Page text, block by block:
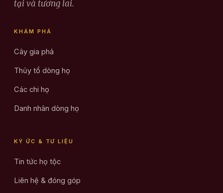
tại và tương lai.
KHÁM PHÁ
Cây gia phả
Thủy tổ dòng họ
Các chi họ
Danh nhân dòng họ
KÝ ỨC & TƯ LIỆU
Tin tức họ tộc
Liên hệ & đóng góp